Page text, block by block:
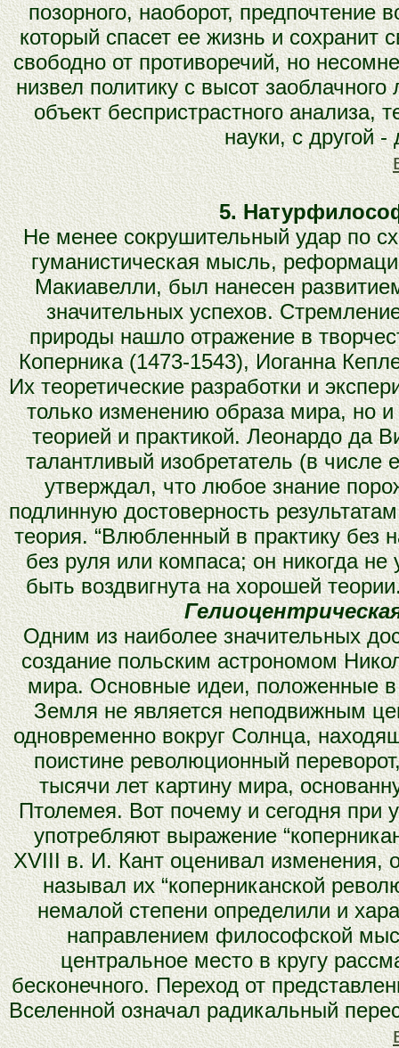
позорного, наоборот, предпочтение
который спасет ее жизнь и сохранит
свободно от противоречий, но
низвел политику с высот
объект беспристрастного
науки, с другой -
5.
Не менее сокрушительный удар по
гуманистическая мысль,
Макиавелли, был нанесен
значительных успехов.
природы нашло отражение в
Коперника (1473-1543), Иоганна
Их теоретические разработки и
только изменению образа мира, но
теорией и практикой. Леонардо да
талантливый изобретатель (в
утверждал, что любое знание
подлинную достоверность
теория. “Влюбленный в практику без
без руля или компаса; он никогда
быть воздвигнута на хорошей
Одним из наиболее значительных
создание польским астрономом
мира. Основные идеи, положенные
Земля не является неподвижным
одновременно вокруг Солнца,
поистине революционный
тысячи лет картину мира,
Птолемея. Вот почему и сегодня
употребляют выражение
XVIII в. И. Кант оценивал изменения,
называл их “коперниканской
немалой степени определили и
направлением философской
центральное место в кругу
бесконечного. Переход от
Вселенной означал радикальный